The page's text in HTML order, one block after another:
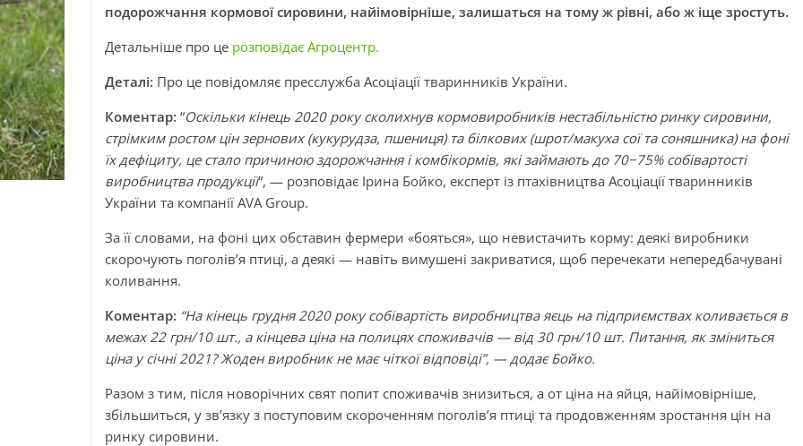
подорожчання кормової сировини, найімовірніше, залишаться на тому ж рівні, або ж іще зростуть.
Детальніше про це розповідає Агроцентр.
Деталі: Про це повідомляє пресслужба Асоціації тваринників України.
Коментар: “Оскільки кінець 2020 року сколихнув кормовиробників нестабільністю ринку сировини,
стрімким ростом цін зернових (кукурудза, пшениця) та білкових (шрот/макуха сої та соняшника) на фоні
їх дефіциту, це стало причиною здорожчання і комбікормів, які займають до 70−75% собівартості
виробництва продукції“, — розповідає Ірина Бойко, експерт із птахівництва Асоціації тваринників
України та компанії AVA Group.
За її словами, на фоні цих обставин фермери «бояться», що невистачить корму: деякі виробники
скорочують поголів’я птиці, а деякі — навіть вимушені закриватися, щоб перечекати непередбачувані
коливання.
Коментар: “На кінець грудня 2020 року собівартість виробництва яєць на підприємствах коливається в
межах 22 грн/10 шт., а кінцева ціна на полицях споживачів — від 30 грн/10 шт. Питання, як зміниться
ціна у січні 2021? Жоден виробник не має чіткої відповіді”, — додає Бойко.
Разом з тим, після новорічних свят попит споживачів знизиться, а от ціна на яйця, найімовірніше,
збільшиться, у зв’язку з поступовим скороченням поголів’я птиці та продовженням зростання цін на
ринку сировини.